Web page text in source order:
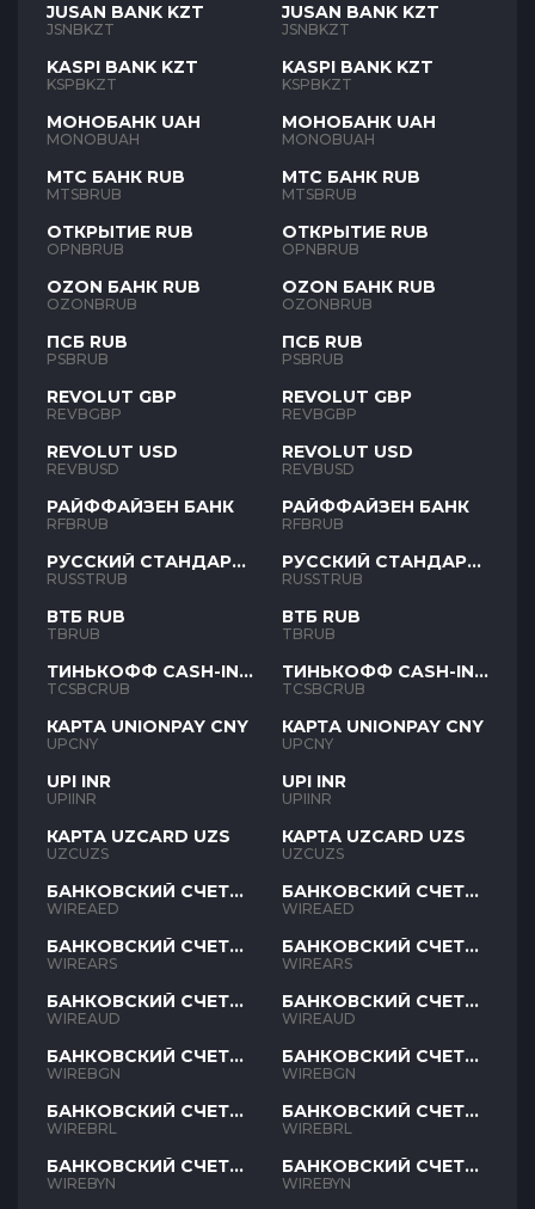
JUSAN BANK KZT
JSNBKZT
KASPI BANK KZT
KSPBKZT
МОНОБАНК UAH
MONOBUAH
МТС БАНК RUB
MTSBRUB
ОТКРЫТИЕ RUB
OPNBRUB
OZON БАНК RUB
OZONBRUB
ПСБ RUB
PSBRUB
REVOLUT GBP
REVBGBP
REVOLUT USD
REVBUSD
РАЙФФАЙЗЕН БАНК
RFBRUB
РУССКИЙ СТАНДАРТ
RUB
RUSSTRUB
ВТБ RUB
TBRUB
ТИНЬКОФФ CASH-IN
RUB
TCSBCRUB
КАРТА UNIONPAY CNY
UPCNY
UPI INR
UPIINR
КАРТА UZCARD UZS
UZCUZS
БАНКОВСКИЙ СЧЕТ
AED
WIREAED
БАНКОВСКИЙ СЧЕТ
ARS
WIREARS
БАНКОВСКИЙ СЧЕТ
AUD
WIREAUD
БАНКОВСКИЙ СЧЕТ
BGN
WIREBGN
БАНКОВСКИЙ СЧЕТ
BRL
WIREBRL
БАНКОВСКИЙ СЧЕТ
BYN
WIREBYN
JUSAN BANK KZT
JSNBKZT
KASPI BANK KZT
KSPBKZT
МОНОБАНК UAH
MONOBUAH
МТС БАНК RUB
MTSBRUB
ОТКРЫТИЕ RUB
OPNBRUB
OZON БАНК RUB
OZONBRUB
ПСБ RUB
PSBRUB
REVOLUT GBP
REVBGBP
REVOLUT USD
REVBUSD
РАЙФФАЙЗЕН БАНК
RFBRUB
РУССКИЙ СТАНДАРТ
RUB
RUSSTRUB
ВТБ RUB
TBRUB
ТИНЬКОФФ CASH-IN
RUB
TCSBCRUB
КАРТА UNIONPAY CNY
UPCNY
UPI INR
UPIINR
КАРТА UZCARD UZS
UZCUZS
БАНКОВСКИЙ СЧЕТ
AED
WIREAED
БАНКОВСКИЙ СЧЕТ
ARS
WIREARS
БАНКОВСКИЙ СЧЕТ
AUD
WIREAUD
БАНКОВСКИЙ СЧЕТ
BGN
WIREBGN
БАНКОВСКИЙ СЧЕТ
BRL
WIREBRL
БАНКОВСКИЙ СЧЕТ
BYN
WIREBYN